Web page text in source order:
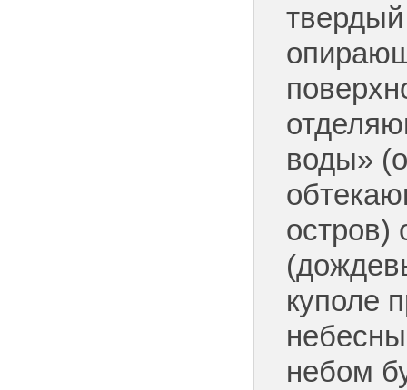
воды»
остров)
куполе
небом